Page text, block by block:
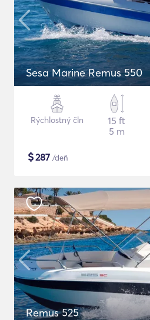
Sesa Marine Remus 550
Rýchlostný čln
15 ft
5 m
$287 /deň
Remus 525